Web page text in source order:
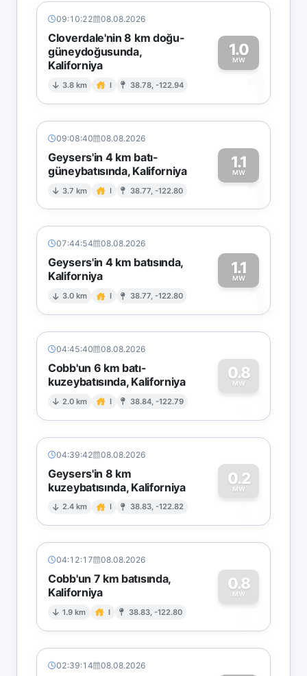
09:10:22 08.08.2026
Cloverdale'nin 8 km doğu-
güneydoğusunda,
Kaliforniya
3.8 km I 38.78, -122.94
1.0
MW
1
09:08:40 08.08.2026
Geysers'in 4 km batı-
güneybatısında, Kaliforniya
3.7 km I 38.77, -122.80
1.1
MW1
07:44:54 08.08.2026
Geysers'in 4 km batısında,
Kaliforniya
3.0 km I 38.77, -122.80
1.1
MW1
04:45:40 08.08.2026
Cobb'un 6 km batı-
kuzeybatısında, Kaliforniya
2.0 km I 38.84, -122.79
0.8
MW
0
04:39:42 08.08.2026
Geysers'in 8 km
kuzeybatısında, Kaliforniya
2.4 km I 38.83, -122.82
0.2
MW
0
04:12:17 08.08.2026
Cobb'un 7 km batısında,
Kaliforniya
1.9 km I 38.83, -122.80
0.8
MW
0
02:39:14 08.08.2026